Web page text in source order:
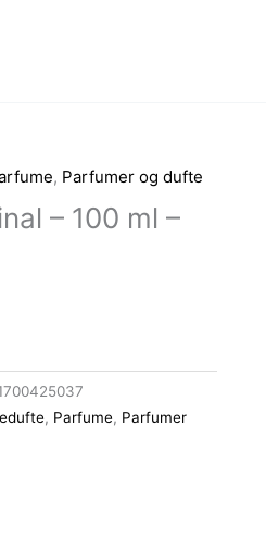
, Parfumer og dufte
– 100 ml –
119.
, Parfume, Parfumer